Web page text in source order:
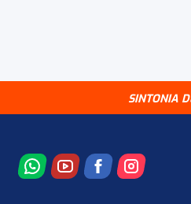
SINTONIA